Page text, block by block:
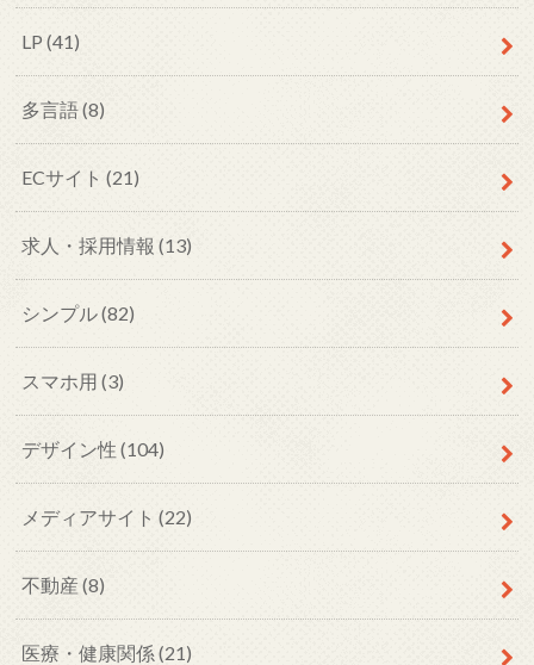
LP(41)
多言語(8)
ECサイト(21)
求人・採用情報(13)
シンプル(82)
スマホ用(3)
デザイン性(104)
メディアサイト(22)
不動産(8)
医療・健康関係(21)